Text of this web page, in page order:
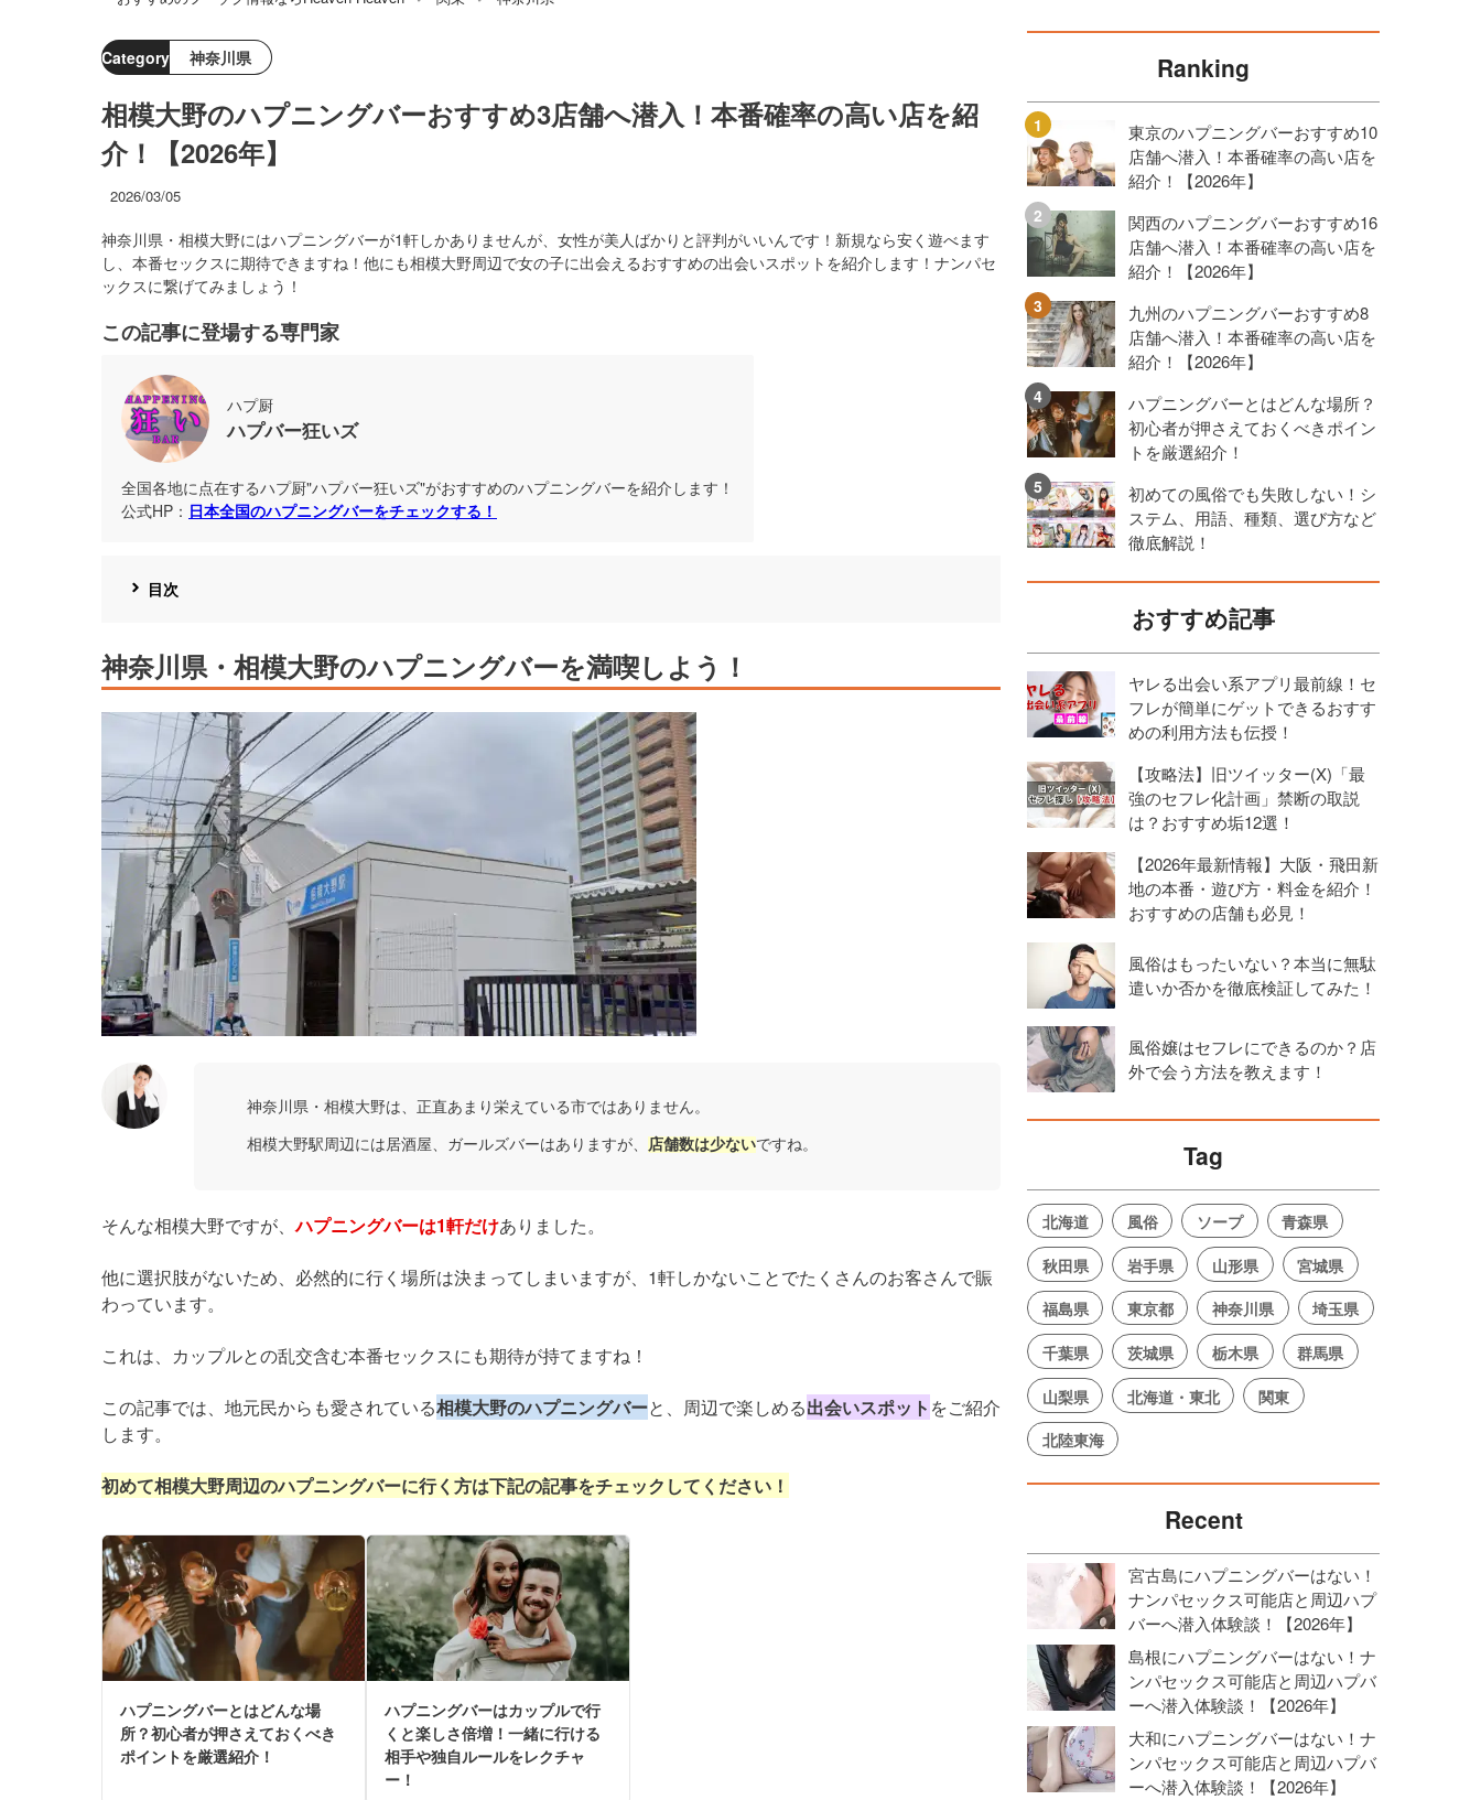
Category 神奈川県
相模大野のハプニングバーおすすめ3店舗へ潜入！本番確率の高い店を紹
介！【2026年】
2026/03/05
神奈川県・相模大野にはハプニングバーが1軒しかありませんが、女性が美人ばかりと評判がいいんです！新規なら安く遊べます
し、本番セックスに期待できますね！他にも相模大野周辺で女の子に出会えるおすすめの出会いスポットを紹介します！ナンパセ
ックスに繋げてみましょう！
この記事に登場する専門家
ハプ厨
ハプバー狂いズ
全国各地に点在するハプ厨"ハプバー狂いズ"がおすすめのハプニングバーを紹介します！
公式HP： 日本全国のハプニングバーをチェックする！
目次
神奈川県・相模大野のハプニングバーを満喫しよう！
神奈川県・相模大野は、正直あまり栄えている市ではありません。
相模大野駅周辺には居酒屋、ガールズバーはありますが、 店舗数は少ないですね。
そんな相模大野ですが、ハプニングバーは1軒だけありました。
他に選択肢がないため、必然的に行く場所は決まってしまいますが、1軒しかないことでたくさんのお客さんで賑
わっています。
これは、カップルとの乱交含む本番セックスにも期待が持てますね！
この記事では、地元民からも愛されている相模大野のハプニングバーと、周辺で楽しめる出会いスポット をご紹介
します。
初めて相模大野周辺のハプニングバーに行く方は下記の記事をチェックしてください！
ハプニングバーとはどんな場
所？初心者が押さえておくべき
ポイントを厳選紹介！
ハプニングバーはカップルで行
くと楽しさ倍増！一緒に行ける
相手や独自ルールをレクチャ
ー！
Ranking
東京のハプニングバーおすすめ10
店舗へ潜入！本番確率の高い店を
紹介！【2026年】
関西のハプニングバーおすすめ16
店舗へ潜入！本番確率の高い店を
紹介！【2026年】
九州のハプニングバーおすすめ8
店舗へ潜入！本番確率の高い店を
紹介！【2026年】
ハプニングバーとはどんな場所？
初心者が押さえておくべきポイン
トを厳選紹介！
初めての風俗でも失敗しない！シ
ステム、用語、種類、選び方など
徹底解説！
おすすめ記事
ヤレる出会い系アプリ最前線！セ
フレが簡単にゲットできるおすす
めの利用方法も伝授！
【攻略法】旧ツイッター(X)「最
強のセフレ化計画」禁断の取説
は？おすすめ垢12選！
【2026年最新情報】大阪・飛田新
地の本番・遊び方・料金を紹介！
おすすめの店舗も必見！
風俗はもったいない？本当に無駄
遣いか否かを徹底検証してみた！
風俗嬢はセフレにできるのか？店
外で会う方法を教えます！
Tag
北海道 風俗 ソープ
青森県
秋田県
岩手県 山形県
宮城県
福島県
東京都 神奈川県
埼玉県
千葉県
茨城県 栃木県
群馬県
山梨県
北海道・東北
関東
北陸東海
Recent
宮古島にハプニングバーはない！
ナンパセックス可能店と周辺ハプ
バーへ潜入体験談！【2026年】
島根にハプニングバーはない！ナ
ンパセックス可能店と周辺ハプバ
ーへ潜入体験談！【2026年】
大和にハプニングバーはない！ナ
ンパセックス可能店と周辺ハプバ
ーへ潜入体験談！【2026年】